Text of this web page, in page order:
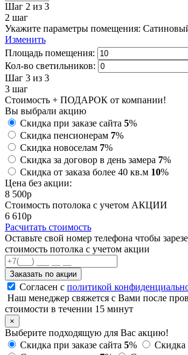
Шаг 2 из 3
2 шаг
Укажите параметры помещения:
Изменить
Площадь помещения:
Кол-во светильников:
Шаг 3 из 3
3 шаг
Стоимость + ПОДАРОК от компании!
Вы выбрали акцию
Скидка при заказе сайта 5%
Скидка пенсионерам 7%
Скидка новоселам 7%
Скидка за договор в день замера 7%
Скидка от заказа более 40 кв.м 10%
Цена без акции:
8 500p
Стоимость потолока с учетом АКЦИИ
6 610p
Расчитать стоимость
Оставьте свой номер телефона чтобы
стоимость потолка с учетом акции
Заказать по акции
Согласен с политикой
Наш менеджер свяжется с Вами после
стоимости в течении 15 минут
×
Выберите подходящую для Вас акцию!
Скидка при заказе сайта 5% Скидка